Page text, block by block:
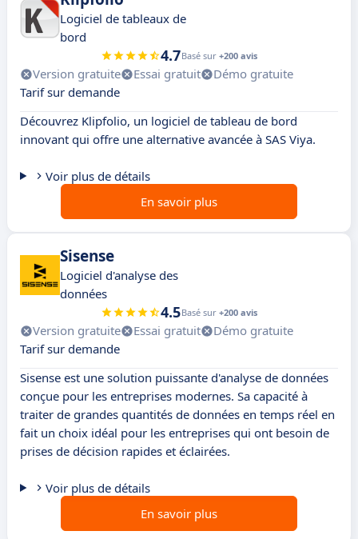
Logiciel de tableaux de
bord
4.7Basé sur +200 avis
Version gratuite Essai gratuit
Démo gratuite
Tarif sur demande
Découvrez Klipfolio, un logiciel de tableau de bord
innovant qui offre une alternative avancée à SAS Viya.
Voir plus de détails
En savoir plus
Sisense
Logiciel d'analyse des
données
4.5Basé sur +200 avis
Version gratuite Essai gratuit
Démo gratuite
Tarif sur demande
Sisense est une solution puissante d'analyse de données
conçue pour les entreprises modernes. Sa capacité à
traiter de grandes quantités de données en temps réel en
fait un choix idéal pour les entreprises qui ont besoin de
prises de décision rapides et éclairées.
Voir plus de détails
En savoir plus